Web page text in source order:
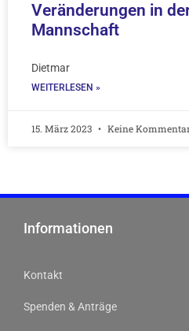
Veränderungen in
Mannschaft
Dietmar
WEITERLESEN »
15. März 2023 Keine
Informationen
Kontakt
Spenden & Anträge